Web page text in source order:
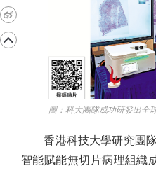
圖：科大團隊成功研發出全球
香港科技大學研究團隊
智能賦能無切片病理組織